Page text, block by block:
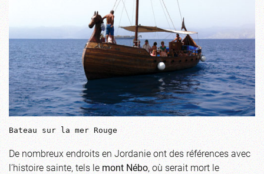
Bateau sur la mer Rouge
De nombreux endroits en Jordanie ont des références avec
l’histoire sainte, tels lemont Nébo, où serait mort le